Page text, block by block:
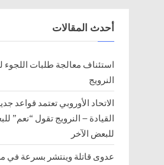
أحدث المقالات
استئناف معالجة طلبات اللجوء
النرويج
الاتحاد الأوروبي تعتمد قواعد
القيادة – النرويج تقول “نعم”
للبعض الآخر
عدوى قاتلة وينتشر بسرعة في